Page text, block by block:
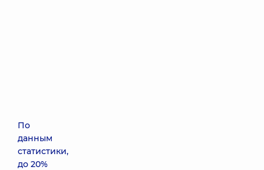
По
данным
статистики,
до 20%